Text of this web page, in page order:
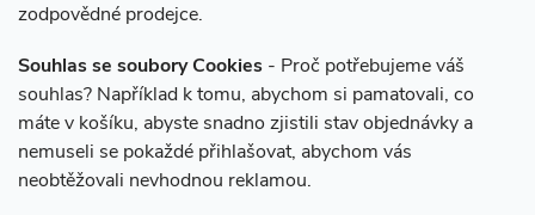
zodpovědné prodejce.
Souhlas se soubory Cookies - Proč potřebujeme váš
souhlas? Například k tomu, abychom si pamatovali, co
máte v košíku, abyste snadno zjistili stav objednávky a
nemuseli se pokaždé přihlašovat, abychom vás
neobtěžovali nevhodnou reklamou.
Instagram